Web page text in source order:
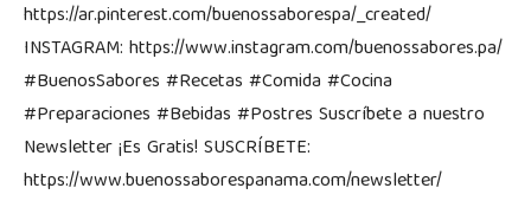
https://ar.pinterest.com/buenossaborespa/_created/
INSTAGRAM: https://www.instagram.com/buenossabores.pa/
#BuenosSabores #Recetas #Comida #Cocina
#Preparaciones #Bebidas #Postres Suscríbete a nuestro
Newsletter ¡Es Gratis! SUSCRÍBETE:
https://www.buenossaborespanama.com/newsletter/